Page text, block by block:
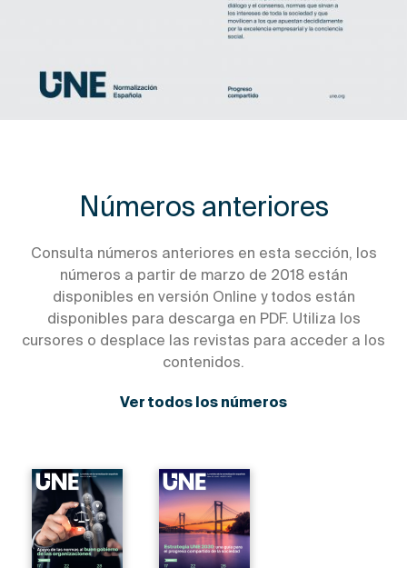
Números anteriores
Consulta números anteriores en esta sección, los
números a partir de marzo de 2018 están
disponibles en versión Online y todos están
disponibles para descarga en PDF. Utiliza los
cursores o desplace las revistas para acceder a los
contenidos.
Ver todos los números